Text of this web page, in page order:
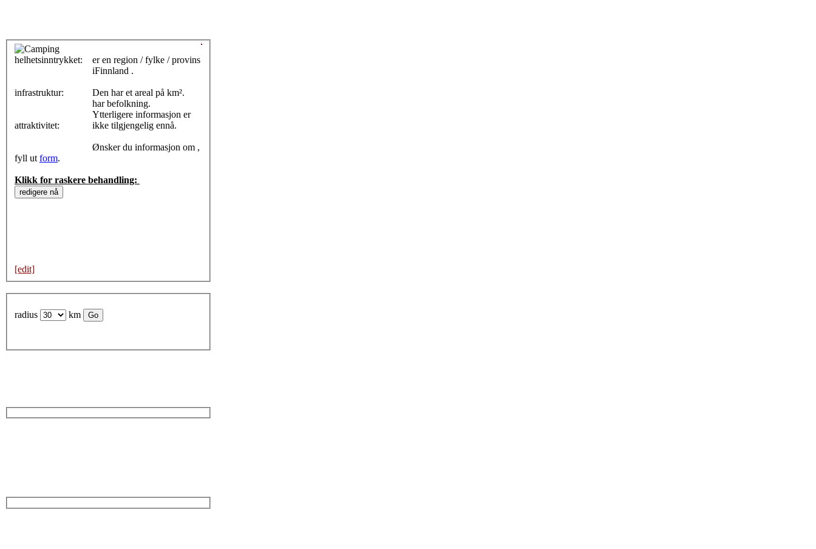
helhetsinntrykket:
infrastruktur:
attraktivitet:
er en region / fylke / provins
iFinnland .
Den har et areal på km².
har befolkning.
Ytterligere informasjon er
ikke tilgjengelig ennå.
Ønsker du informasjon om ,
fyll ut form.
Klikk for raskere behandling:
[edit]
radius km